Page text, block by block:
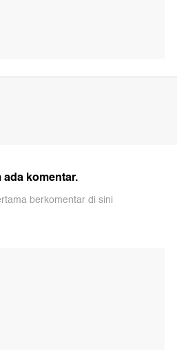
ada komentar.
berkomentar di sini